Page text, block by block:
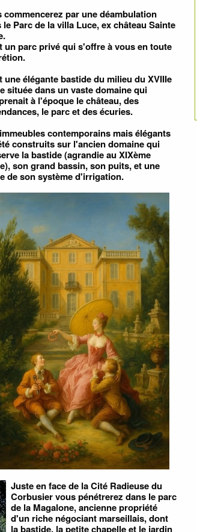
commencerez par une déambulation
le Parc de la villa Luce, ex château Sainte
un parc privé qui s'offre à vous en toute
une élégante bastide du milieu du XVIIIe
située dans un vaste domaine qui
à l'époque le château, des
le parc et des écuries.
contemporains mais élégants
construits sur l'ancien domaine qui
la bastide (agrandie au XIXème
son grand bassin, son puits, et une
de son système d'irrigation.
Juste en face de la Cité Radieuse du
Corbusier vous pénétrerez dans le parc
de la Magalone, ancienne propriété
d'un riche négociant marseillais, dont
la bastide, la petite chapelle et le jardin